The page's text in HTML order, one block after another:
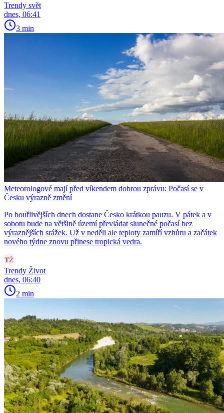
Trendy svět
dnes, 06:41
3 min
Meteorologové mají před víkendem dobrou zprávu: Počasí se v
Česku výrazně změní
Po bouřlivějších dnech dostane Česko krátkou pauzu. V pátek a v
sobotu bude na většině území převládat slunečné počasí bez
výraznějších srážek. Už v neděli ale teploty zamíří vzhůru a začátek
nového týdne znovu přinese tropická vedra.
Trendy Život
dnes, 06:40
2 min